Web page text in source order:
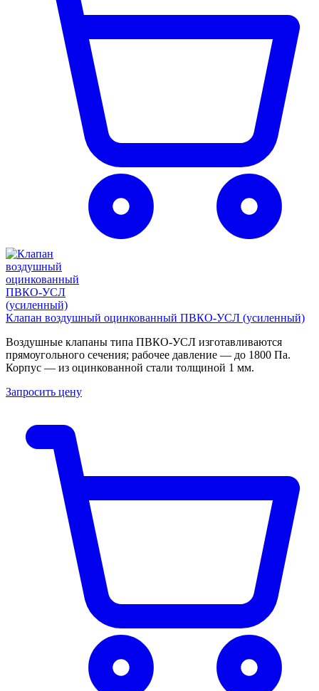
Клапан воздушный оцинкованный ПВКО-УСЛ (усиленный)
Воздушные клапаны типа ПВКО-УСЛ изготавливаются
прямоугольного сечения; рабочее давление — до 1800 Па.
Корпус — из оцинкованной стали толщиной 1 мм.
Запросить цену